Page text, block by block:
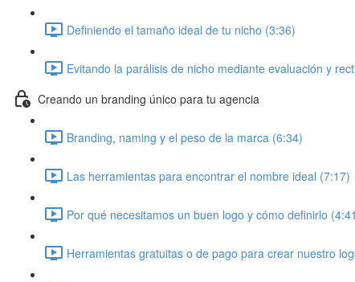
Definiendo el tamaño ideal de tu nicho (3:36)
Evitando la parálisis de nicho mediante evaluación y
Creando un branding único para tu agencia
Branding, naming y el peso de la marca (6:34)
Las herramientas para encontrar el nombre ideal (7:17)
Por qué necesitamos un buen logo y cómo definirlo
Herramientas gratuitas o de pago para crear nuestro